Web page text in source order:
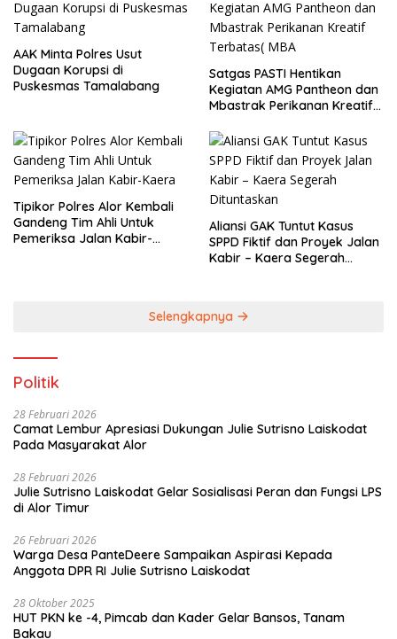
AAK Minta Polres Usut
Dugaan Korupsi di
Puskesmas Tamalabang
Satgas PASTI Hentikan
Kegiatan AMG Pantheon dan
Mbastrak Perikanan Kreatif
Tipikor Polres Alor Kembali
Gandeng Tim Ahli Untuk
Pemeriksa Jalan Kabir-
Aliansi GAK Tuntut Kasus
SPPD Fiktif dan Proyek Jalan
Kabir – Kaera Segerah
Selengkapnya
Politik
28 Februari 2026
Camat Lembur Apresiasi Dukungan Julie Sutrisno Laiskodat
Pada Masyarakat Alor
28 Februari 2026
Julie Sutrisno Laiskodat Gelar Sosialisasi Peran dan Fungsi LPS
di Alor Timur
26 Februari 2026
Warga Desa PanteDeere Sampaikan Aspirasi Kepada
Anggota DPR RI Julie Sutrisno Laiskodat
28 Oktober 2025
HUT PKN ke -4, Pimcab dan Kader Gelar Bansos, Tanam
Bakau